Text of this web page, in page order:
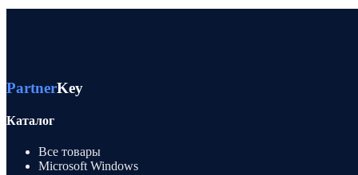
PartnerKey
Каталог
Все товары
Microsoft Windows